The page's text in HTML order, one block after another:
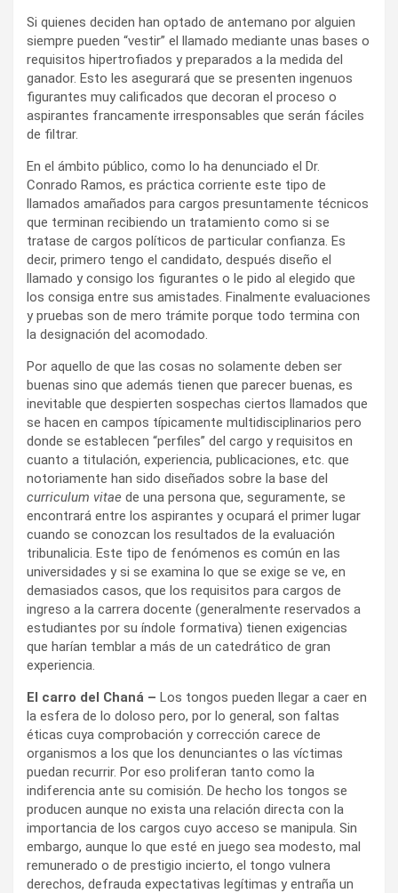
Si quienes deciden han optado de antemano por alguien
siempre pueden “vestir” el llamado mediante unas bases o
requisitos hipertrofiados y preparados a la medida del
ganador. Esto les asegurará que se presenten ingenuos
figurantes muy calificados que decoran el proceso o
aspirantes francamente irresponsables que serán fáciles
de filtrar.
En el ámbito público, como lo ha denunciado el Dr.
Conrado Ramos, es práctica corriente este tipo de
llamados amañados para cargos presuntamente técnicos
que terminan recibiendo un tratamiento como si se
tratase de cargos políticos de particular confianza. Es
decir, primero tengo el candidato, después diseño el
llamado y consigo los figurantes o le pido al elegido que
los consiga entre sus amistades. Finalmente evaluaciones
y pruebas son de mero trámite porque todo termina con
la designación del acomodado.
Por aquello de que las cosas no solamente deben ser
buenas sino que además tienen que parecer buenas, es
inevitable que despierten sospechas ciertos llamados que
se hacen en campos típicamente multidisciplinarios pero
donde se establecen “perfiles” del cargo y requisitos en
cuanto a titulación, experiencia, publicaciones, etc. que
notoriamente han sido diseñados sobre la base del
curriculum vitae de una persona que, seguramente, se
encontrará entre los aspirantes y ocupará el primer lugar
cuando se conozcan los resultados de la evaluación
tribunalicia. Este tipo de fenómenos es común en las
universidades y si se examina lo que se exige se ve, en
demasiados casos, que los requisitos para cargos de
ingreso a la carrera docente (generalmente reservados a
estudiantes por su índole formativa) tienen exigencias
que harían temblar a más de un catedrático de gran
experiencia.
El carro del Chaná – Los tongos pueden llegar a caer en
la esfera de lo doloso pero, por lo general, son faltas
éticas cuya comprobación y corrección carece de
organismos a los que los denunciantes o las víctimas
puedan recurrir. Por eso proliferan tanto como la
indiferencia ante su comisión. De hecho los tongos se
producen aunque no exista una relación directa con la
importancia de los cargos cuyo acceso se manipula. Sin
embargo, aunque lo que esté en juego sea modesto, mal
remunerado o de prestigio incierto, el tongo vulnera
derechos, defrauda expectativas legítimas y entraña un